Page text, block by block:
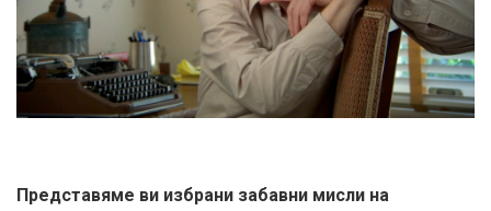
Представяме ви избрани забавни мисли на